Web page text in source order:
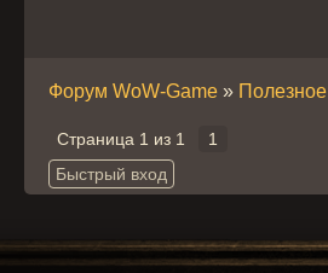
Форум WoW-Game » Полезное
Страница 1 из 1 1